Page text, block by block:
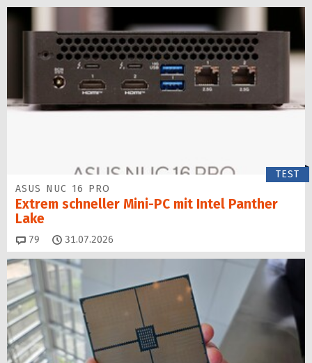
TEST
ASUS NUC 16 PRO
Extrem schneller Mini-PC mit Intel Panther
Lake
79 Kommentare
31.07.2026